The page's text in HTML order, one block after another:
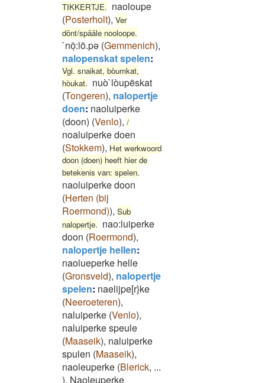
TIKKERTJE. naoloupe
(Posterholt), Ver
dönt/spääle nooloope.
`nōͅ:lō.pə (Gemmenich),
nalopenskat spelen:
Vgl. snaikat, bòumkat,
hòukat. nuò`lòupëskat
(Tongeren), nalopertje
doen: naoluiperke
(doon) (Venlo), /
noaluiperke doen
(Stokkem), Het werkwoord
doon (doen) heeft hier de
betekenis van: spelen.
naoluiperke doon
(Herten (bij
Roermond)), Sub
nalopertje. nao:luiperke
doon (Roermond),
nalopertje hellen:
naolueperke helle
(Gronsveld), nalopertje
spelen: naelijpe[r}ke
(Neeroeteren),
naluiperke (Venlo),
naluiperke speule
(Maaseik), naluiperke
spulen (Maaseik),
naoleuperke (Blerick, ...
), Naoleuperke